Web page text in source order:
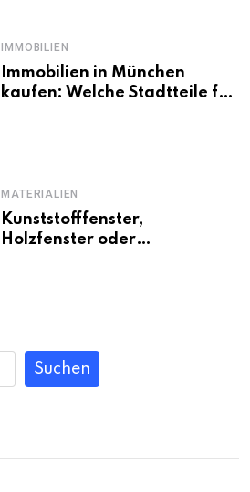
IMMOBILIEN
Immobilien in München
kaufen: Welche Stadtteile für
MATERIALIEN
Kunststofffenster,
Holzfenster oder
Suchen